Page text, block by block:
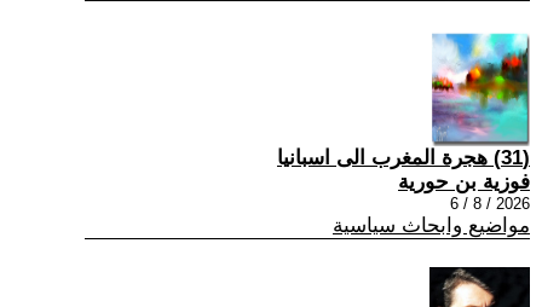
(31) هجرة المغرب الى اسبانيا
فوزية بن حورية
2026 / 8 / 6
مواضيع وابحاث سياسية